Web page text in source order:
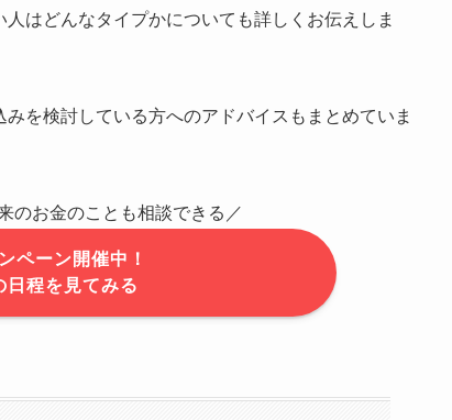
はどんなタイプかについても詳しくお伝えしま
を検討している方へのアドバイスもまとめていま
のお金のことも相談できる／
ペーン開催中！
日程を見てみる